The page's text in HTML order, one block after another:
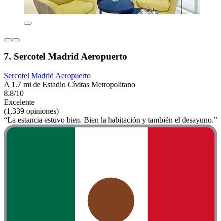
7. Sercotel Madrid Aeropuerto
Sercotel Madrid Aeropuerto
A 1.7 mi de Estadio Cívitas Metropolitano
8.8/10
Excelente
(1,339 opiniones)
“La estancia estuvo bien. Bien la habitación y también el desayuno.”